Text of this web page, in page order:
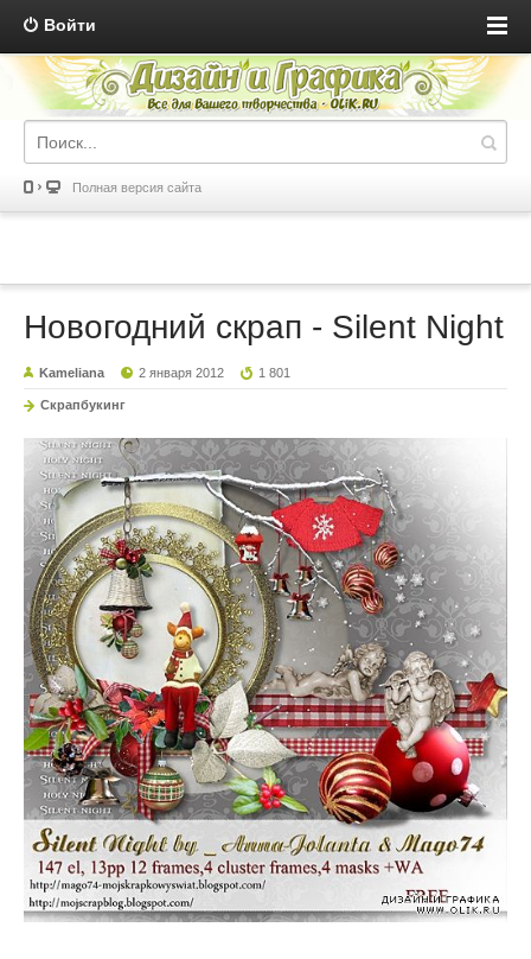
Войти
Полная версия сайта
Новогодний скрап - Silent Night
Kameliana 2 января 2012 1 801
Скрапбукинг